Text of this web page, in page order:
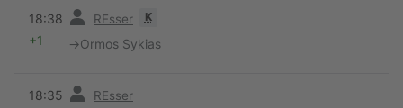
18:38 REsser K
+1 →Ormos Sykias
18:35 REsser